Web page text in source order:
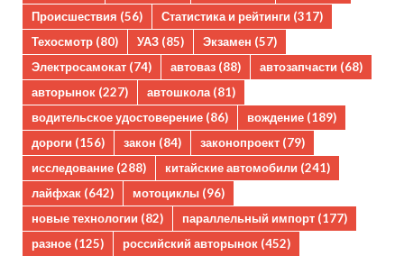
Происшествия (56) Статистика и рейтинги (317)
Техосмотр (80) УАЗ (85) Экзамен (57)
Электросамокат (74) автоваз (88) автозапчасти (68)
авторынок (227) автошкола(81)
водительское удостоверение (86) вождение (189)
дороги (156) закон (84) законопроект (79)
исследование (288) китайские автомобили (241)
лайфхак (642) мотоциклы (96)
новые технологии (82) параллельный импорт (177)
разное (125) российский авторынок (452)